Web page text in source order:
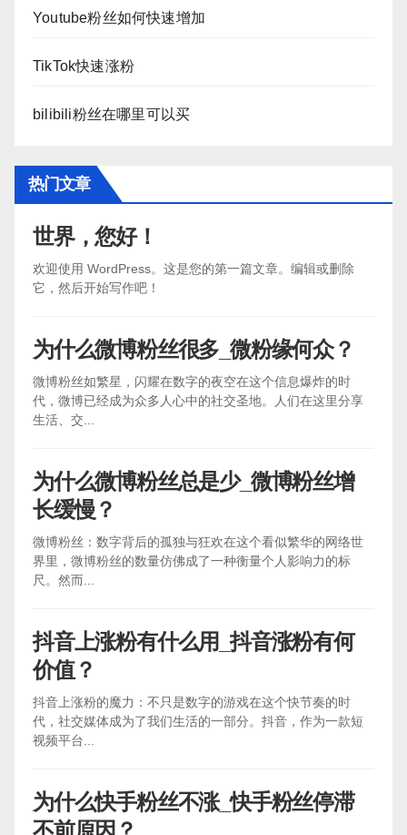
Youtube粉丝如何快速增加
TikTok快速涨粉
bilibili粉丝在哪里可以买
热门文章
世界，您好！
欢迎使用 WordPress。这是您的第一篇文章。编辑或删除
它，然后开始写作吧！
为什么微博粉丝很多_微粉缘何众？
微博粉丝如繁星，闪耀在数字的夜空在这个信息爆炸的时
代，微博已经成为众多人心中的社交圣地。人们在这里分享
生活、交...
为什么微博粉丝总是少_微博粉丝增
长缓慢？
微博粉丝：数字背后的孤独与狂欢在这个看似繁华的网络世
界里，微博粉丝的数量仿佛成了一种衡量个人影响力的标
尺。然而...
抖音上涨粉有什么用_抖音涨粉有何
价值？
抖音上涨粉的魔力：不只是数字的游戏在这个快节奏的时
代，社交媒体成为了我们生活的一部分。抖音，作为一款短
视频平台...
为什么快手粉丝不涨_快手粉丝停滞